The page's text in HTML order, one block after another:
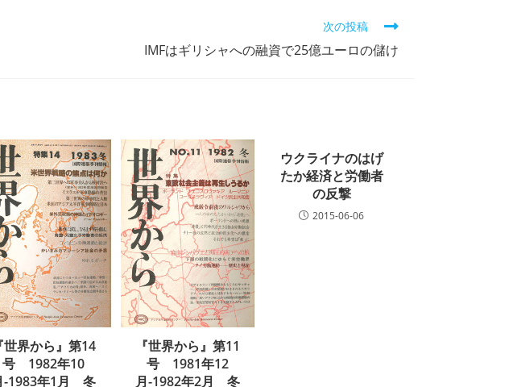
次の投稿
IMFはギリシャへの融資で25億ユーロの儲け
世界から』第14
号 1982年10
-1983年1月 冬
『世界から』第11
号 1981年12
月-1982年2月 冬
ウクライナのはげ
たか経済と労働者
の反撃
2015-06-06